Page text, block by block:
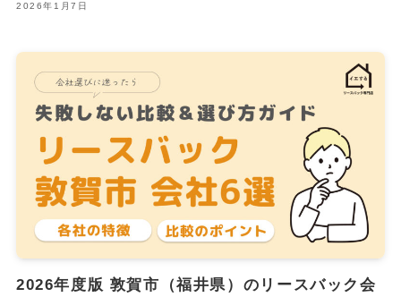
2026年1月7日
2026年度版 敦賀市（福井県）のリースバック会